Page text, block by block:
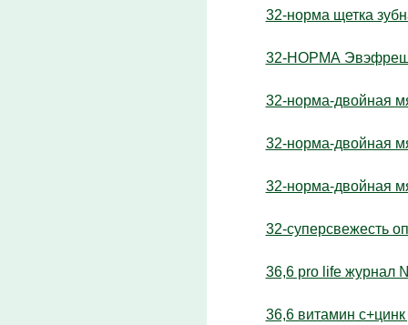
32-норма щетка
32-НОРМА Эвэфреш
32-норма-двойная
32-норма-двойная
32-норма-двойная
32-суперсвежесть
36,6 pro life журнал
36,6 витамин